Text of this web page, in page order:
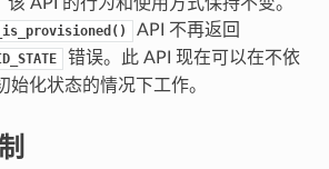
API 不再返回
错误。此 API 现在可以在不依
始化状态的情况下工作。